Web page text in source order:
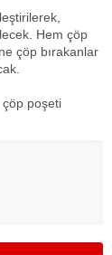
Hem çöp
çöp bırakanlar
çöp poşeti